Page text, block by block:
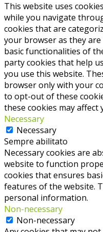
This website uses
while you navigate
cookies that are
your browser as they
basic functionalities of
party cookies that help
you use this website.
browser only with your
to opt-out of these
these cookies may
Necessary
Necessary
Sempre abilitato
Necessary cookies are
website to function
cookies that ensures
features of the website.
personal information.
Non-necessary
Non-necessary